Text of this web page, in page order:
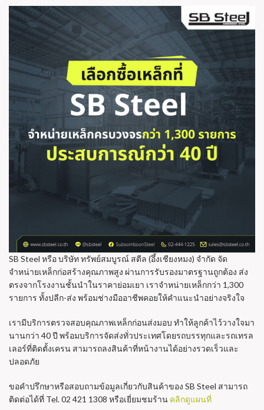
SB Steel หรือ บริษัท ทรัพย์สมบูรณ์ สตีล (อึ้งเชียงหมง) จำกัด จัด
จำหน่ายเหล็กก่อสร้างคุณภาพสูง ผ่านการรับรองมาตรฐานถูกต้อง ส่ง
ตรงจากโรงงานชั้นนำในราคาย่อมเยา เราจำหน่ายเหล็กกว่า 1,300
รายการ ทั้งปลีก-ส่ง พร้อมช่างมืออาชีพคอยให้คำแนะนำอย่างจริงใจ
เรามีบริการตรวจสอบคุณภาพเหล็กก่อนส่งมอบ ทำให้ลูกค้าไว้วางใจมา
นานกว่า 40 ปี พร้อมบริการจัดส่งทั่วประเทศโดยรถบรรทุกและรถเทรล
เลอร์ที่ติดตั้งเครน สามารถลงสินค้าที่หน้างานได้อย่างรวดเร็วและ
ปลอดภัย
ขอคำปรึกษาหรือสอบถามข้อมูลเกี่ยวกับสินค้าของ SB Steel สามารถ
ติดต่อได้ที่ Tel. 02 421 1308 หรือเยี่ยมชมร้าน คลิกดูแผนที่